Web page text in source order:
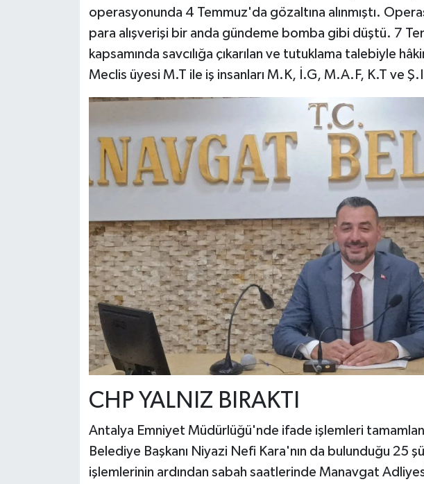
operasyonunda 4 Temmuz'da gözaltına alınmıştı.
para alışverişi bir anda gündeme bomba gibi düştü. 7
kapsamında savcılığa çıkarılan ve tutuklama talebiyle
Meclis üyesi M.T ile iş insanları M.K, İ.G, M.A.F, K.T ve
CHP YALNIZ BIRAKTI
Antalya Emniyet Müdürlüğü'nde ifade işlemleri
Belediye Başkanı Niyazi Nefi Kara'nın da bulunduğu 25
işlemlerinin ardından sabah saatlerinde Manavgat